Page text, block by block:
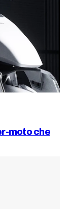
moto che